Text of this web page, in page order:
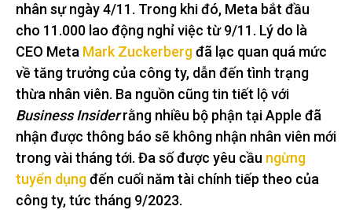
nhân sự ngày 4/11. Trong khi đó, Meta bắt đầu
cho 11.000 lao động nghỉ việc từ 9/11. Lý do là
CEO Meta Mark Zuckerbergđã lạc quan quá mức
về tăng trưởng của công ty, dẫn đến tình trạng
thừa nhân viên. Ba nguồn cũng tin tiết lộ với
Business Insiderrằng nhiều bộ phận tại Apple đã
nhận được thông báo sẽ không nhận nhân viên mới
trong vài tháng tới. Đa số được yêu cầu ngừng
tuyển dụngđến cuối năm tài chính tiếp theo của
công ty, tức tháng 9/2023.